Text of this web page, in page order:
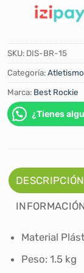
SKU: DIS-BR-15
Categoría:Atletismo
Marca: Best Rockie
¿Tienes
DESCRIPCIÓN
Material
Peso: 1.5 kg